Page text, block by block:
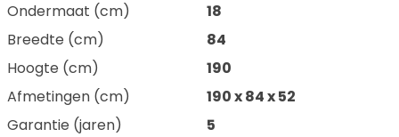
Ondermaat (cm)
18
Breedte (cm)
84
Hoogte (cm)
190
Afmetingen (cm)
190 x 84 x 52
Garantie (jaren)
5